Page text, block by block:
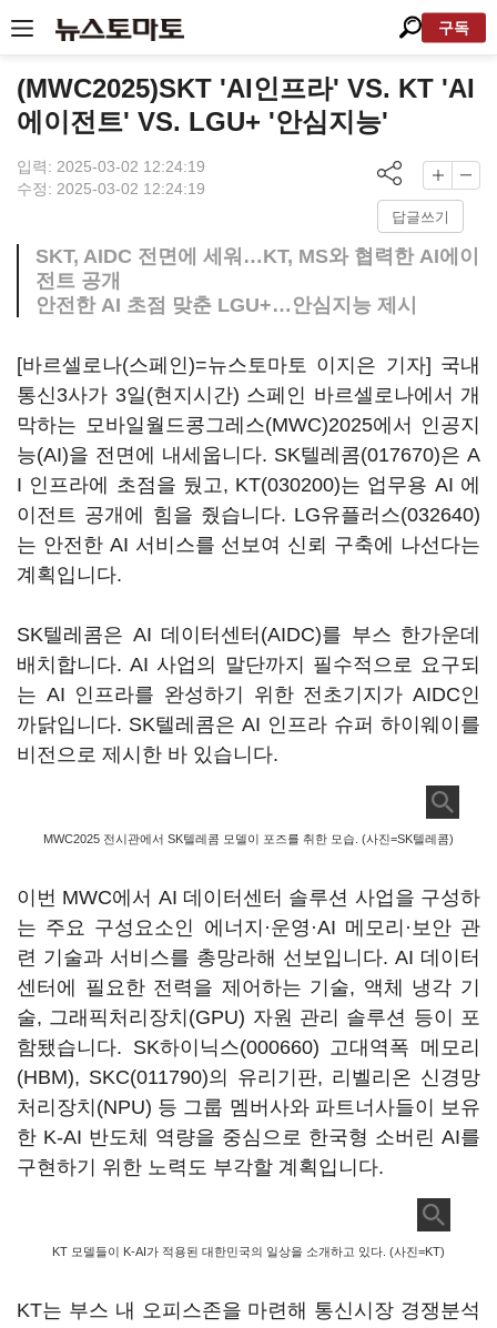
구독
(MWC2025)SKT 'AI인프라' VS. KT 'AI
에이전트' VS. LGU+ '안심지능'
입력: 2025-03-02 12:24:19
수정: 2025-03-02 12:24:19
답글쓰기
SKT, AIDC 전면에 세워…KT, MS와 협력한 AI에이
전트 공개
안전한 AI 초점 맞춘 LGU+…안심지능 제시
[바르셀로나(스페인)=뉴스토마토 이지은 기자] 국내
통신3사가 3일(현지시간) 스페인 바르셀로나에서 개
막하는 모바일월드콩그레스(MWC)2025에서 인공지
능(AI)을 전면에 내세웁니다. SK텔레콤(017670)은 A
I 인프라에 초점을 뒀고, KT(030200)는 업무용 AI 에
이전트 공개에 힘을 줬습니다. LG유플러스(032640)
는 안전한 AI 서비스를 선보여 신뢰 구축에 나선다는
계획입니다.
SK텔레콤은 AI 데이터센터(AIDC)를 부스 한가운데
배치합니다. AI 사업의 말단까지 필수적으로 요구되
는 AI 인프라를 완성하기 위한 전초기지가 AIDC인
까닭입니다. SK텔레콤은 AI 인프라 슈퍼 하이웨이를
비전으로 제시한 바 있습니다.
MWC2025 전시관에서 SK텔레콤 모델이 포즈를 취한 모습. (사진=SK텔레콤)
이번 MWC에서 AI 데이터센터 솔루션 사업을 구성하
는 주요 구성요소인 에너지·운영·AI 메모리·보안 관
련 기술과 서비스를 총망라해 선보입니다. AI 데이터
센터에 필요한 전력을 제어하는 기술, 액체 냉각 기
술, 그래픽처리장치(GPU) 자원 관리 솔루션 등이 포
함됐습니다. SK하이닉스(000660) 고대역폭 메모리
(HBM), SKC(011790)의 유리기판, 리벨리온 신경망
처리장치(NPU) 등 그룹 멤버사와 파트너사들이 보유
한 K-AI 반도체 역량을 중심으로 한국형 소버린 AI를
구현하기 위한 노력도 부각할 계획입니다.
KT 모델들이 K-AI가 적용된 대한민국의 일상을 소개하고 있다. (사진=KT)
KT는 부스 내 오피스존을 마련해 통신시장 경쟁분석